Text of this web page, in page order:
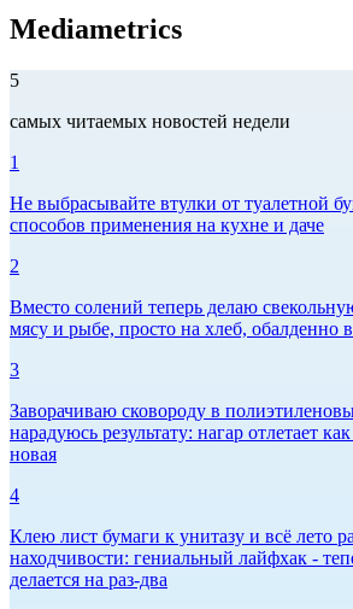
Mediametrics
5
самых читаемых новостей недели
1
Не выбрасывайте втулки от туалетной
способов применения на кухне и даче
2
Вместо солений теперь делаю
мясу и рыбе, просто на хлеб, обалденно
3
Заворачиваю сковороду в
нарадуюсь результату: нагар отлетает
новая
4
Клею лист бумаги к унитазу и всё лето
находчивости: гениальный лайфхак -
делается на раз-два